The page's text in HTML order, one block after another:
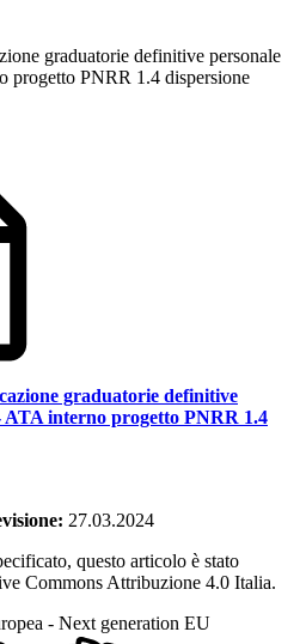
graduatorie definitive personale
progetto PNRR 1.4 dispersione
graduatorie definitive
ATA interno progetto PNRR 1.4
27.03.2024
questo articolo è stato
Commons Attribuzione 4.0 Italia.